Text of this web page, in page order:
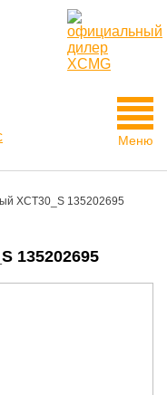
Меню
XCT30_S 135202695
135202695